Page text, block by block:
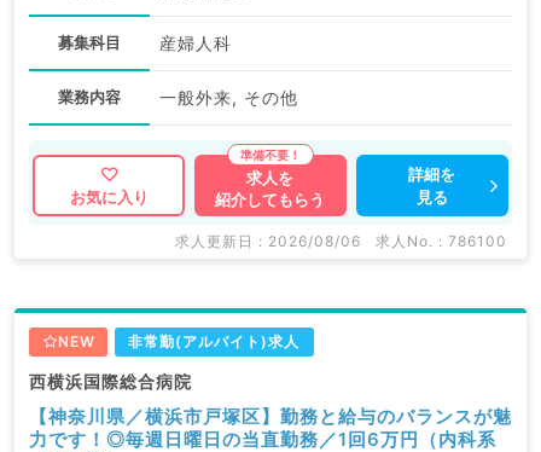
募集科目 産婦人科
業務内容 一般外来, その他
お気に入り
求人を
紹介してもらう
詳細を
見る
求人更新日 : 2026/08/06 求人No. : 786100
NEW 非常勤(アルバイト)求人
西横浜国際総合病院
【神奈川県／横浜市戸塚区】勤務と給与のバランスが魅
力です！◎毎週日曜日の当直勤務／1回6万円（内科系